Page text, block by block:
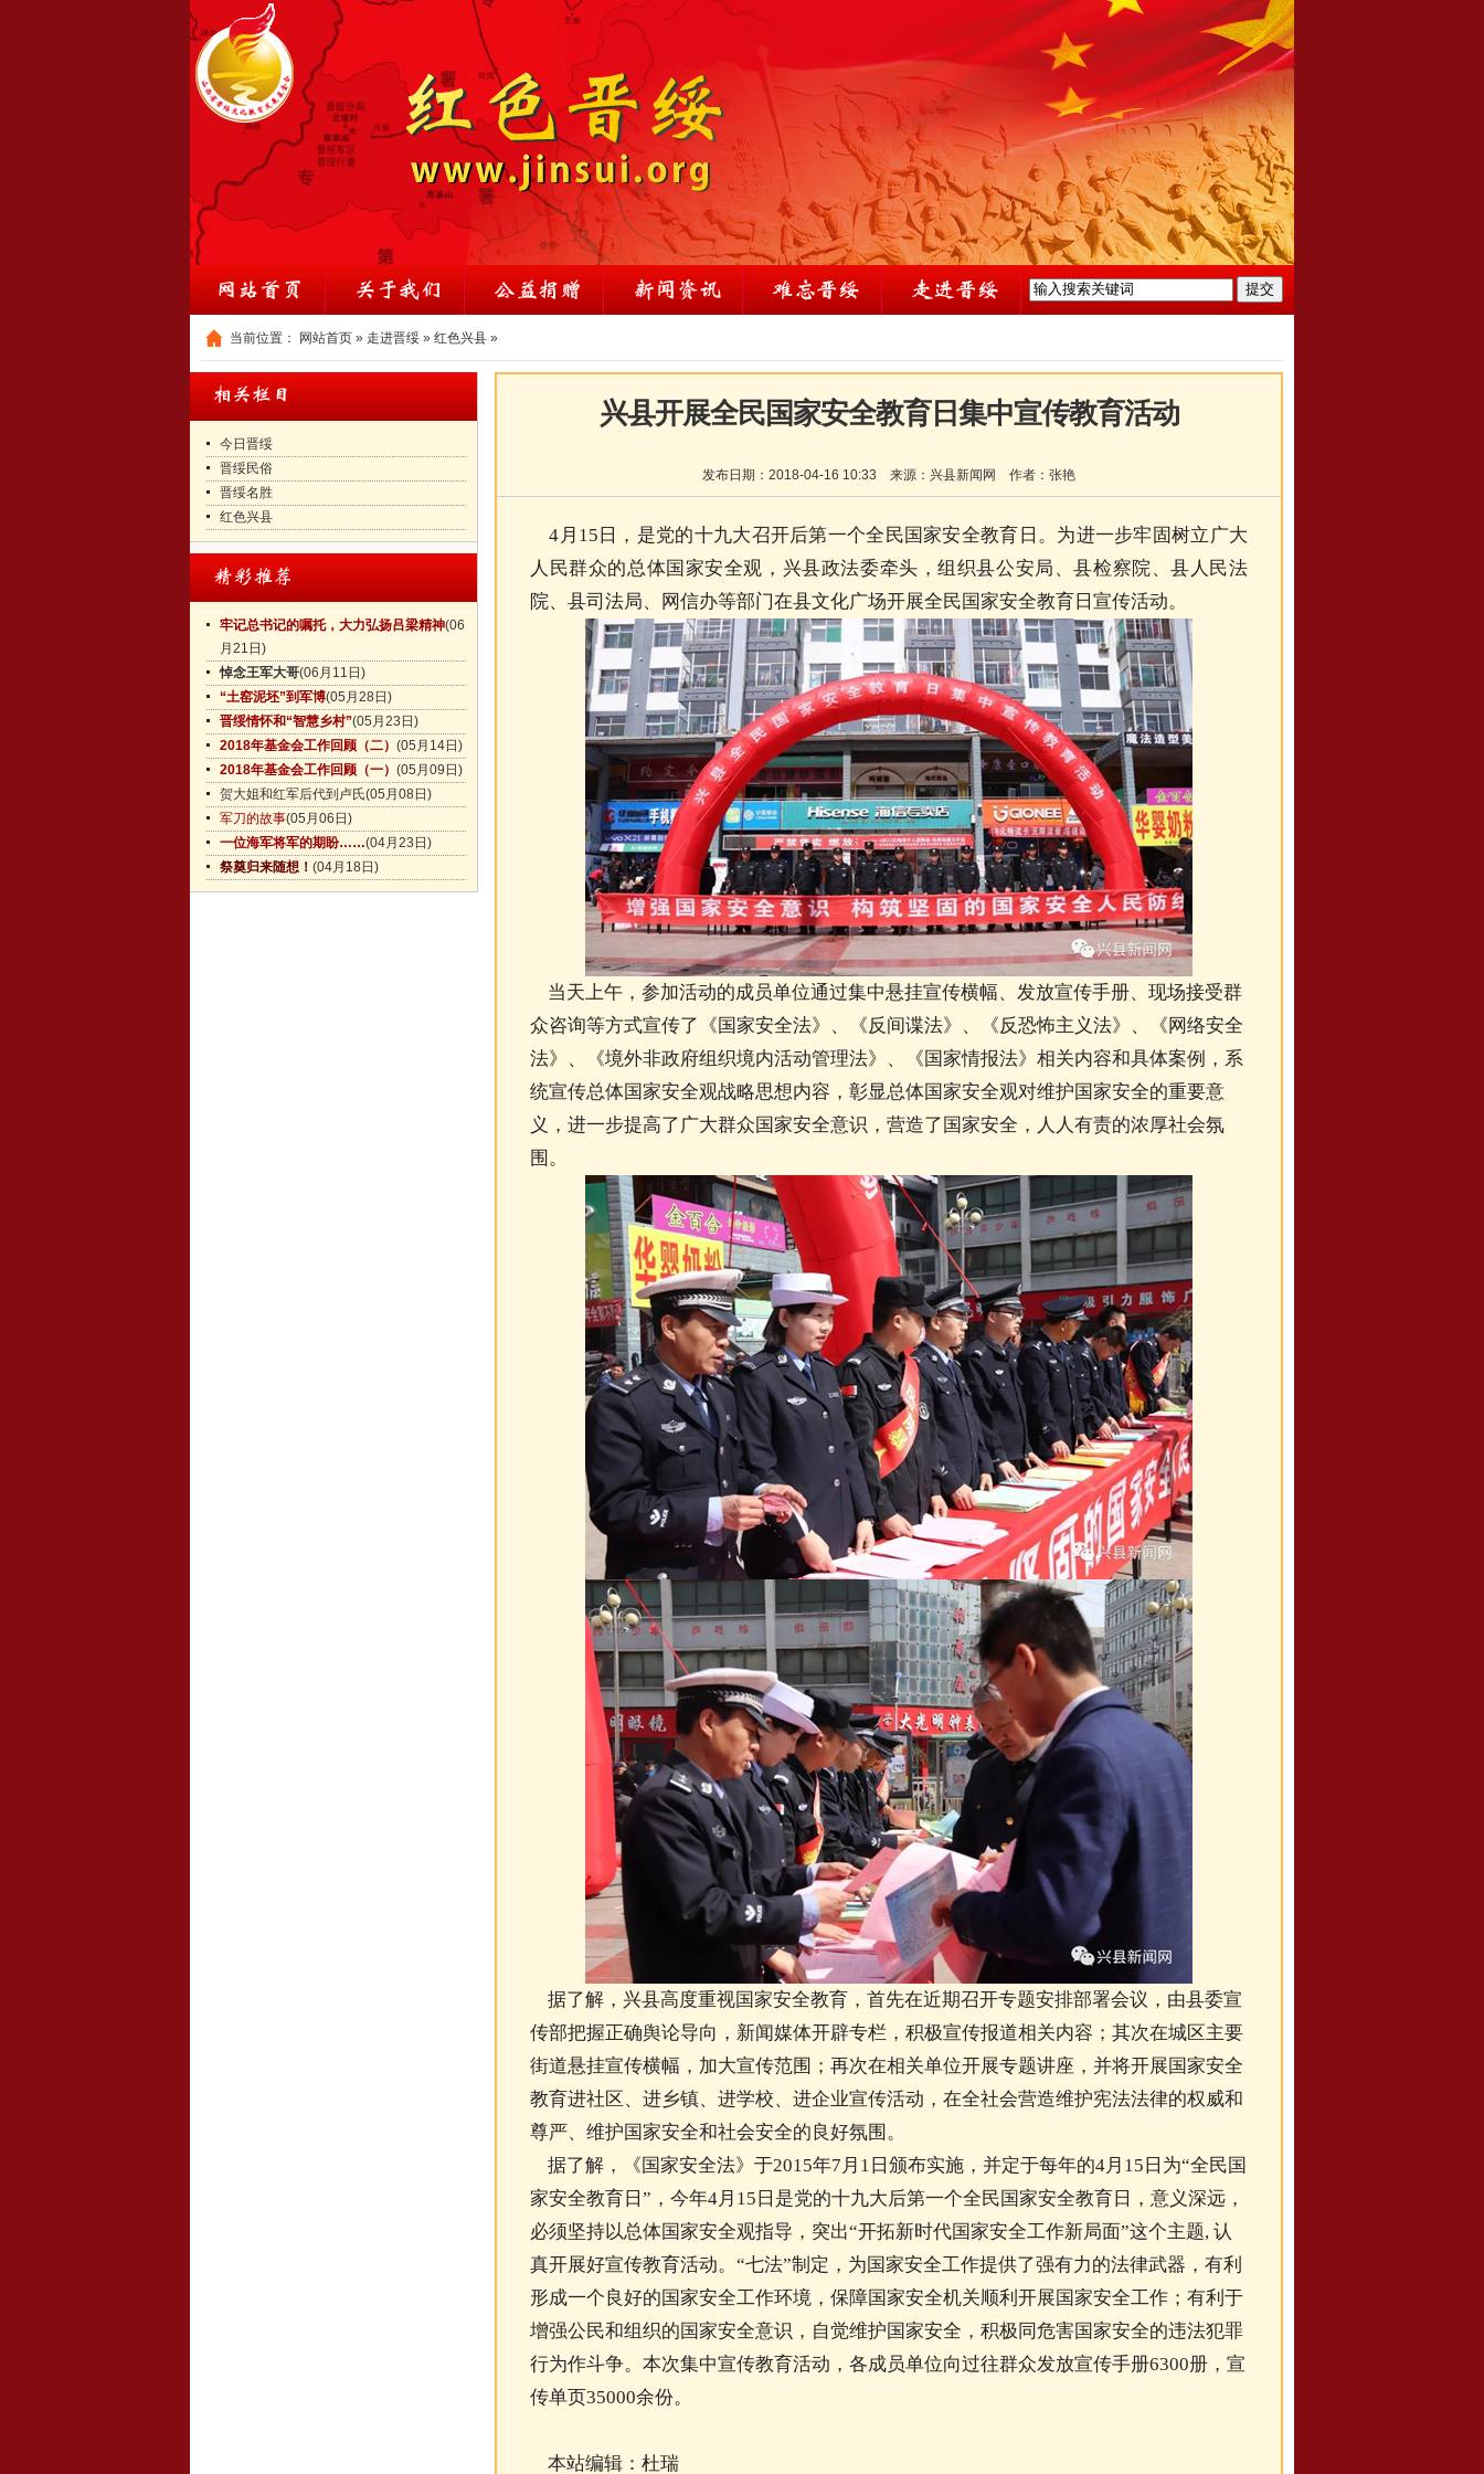
当前位置： 网站首页 » 走进晋绥 » 红色兴县 »
今日晋绥
晋绥民俗
晋绥名胜
红色兴县
牢记总书记的嘱托，大力弘扬吕梁精神(06
月21日)
悼念王军大哥(06月11日)
“土窑泥坯”到军博(05月28日)
晋绥情怀和“智慧乡村”(05月23日)
2018年基金会工作回顾（二） (05月14日)
2018年基金会工作回顾（一） (05月09日)
贺大姐和红军后代到卢氏(05月08日)
军刀的故事(05月06日)
一位海军将军的期盼……(04月23日)
祭奠归来随想！ (04月18日)
兴县开展全民国家安全教育日集中宣传教育活动
发布日期： 2018-04-16 10:33 来源： 兴县新闻网 作者： 张艳
4月15日，是党的十九大召开后第一个全民国家安全教育日。为进一步牢固树立广大
人民群众的总体国家安全观，兴县政法委牵头，组织县公安局、县检察院、县人民法
院、县司法局、网信办等部门在县文化广场开展全民国家安全教育日宣传活动。
当天上午，参加活动的成员单位通过集中悬挂宣传横幅、发放宣传手册、现场接受群
众咨询等方式宣传了《国家安全法》、《反间谍法》、《反恐怖主义法》、《网络安全
法》、《境外非政府组织境内活动管理法》、《国家情报法》相关内容和具体案例，系
统宣传总体国家安全观战略思想内容，彰显总体国家安全观对维护国家安全的重要意
义，进一步提高了广大群众国家安全意识，营造了国家安全，人人有责的浓厚社会氛
围。
据了解，兴县高度重视国家安全教育，首先在近期召开专题安排部署会议，由县委宣
传部把握正确舆论导向，新闻媒体开辟专栏，积极宣传报道相关内容；其次在城区主要
街道悬挂宣传横幅，加大宣传范围；再次在相关单位开展专题讲座，并将开展国家安全
教育进社区、进乡镇、进学校、进企业宣传活动，在全社会营造维护宪法法律的权威和
尊严、维护国家安全和社会安全的良好氛围。
据了解，《国家安全法》于2015年7月1日颁布实施，并定于每年的4月15日为“全民国
家安全教育日”，今年4月15日是党的十九大后第一个全民国家安全教育日，意义深远，
必须坚持以总体国家安全观指导，突出“开拓新时代国家安全工作新局面”这个主题, 认
真开展好宣传教育活动。“七法”制定，为国家安全工作提供了强有力的法律武器，有利
形成一个良好的国家安全工作环境，保障国家安全机关顺利开展国家安全工作；有利于
增强公民和组织的国家安全意识，自觉维护国家安全，积极同危害国家安全的违法犯罪
行为作斗争。本次集中宣传教育活动，各成员单位向过往群众发放宣传手册6300册，宣
传单页35000余份。
本站编辑：杜瑞